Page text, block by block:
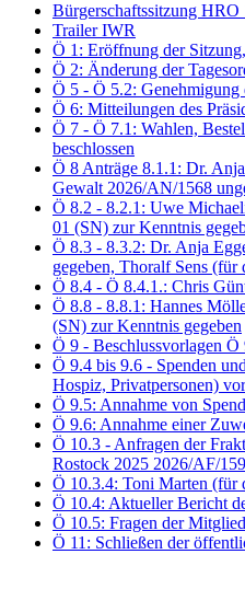
Bürgerschaftssitzung
Trailer IWR
Ö 1: Eröffnung der
Ö 2: Änderung der
Ö 5 - Ö 5.2:
Ö 6: Mitteilungen des
Ö 7 - Ö 7.1: Wahlen,
beschlossen
Ö 8 Anträge 8.1.1: Dr.
Gewalt 2026/AN/1568
Ö 8.2 - 8.2.1: Uwe
01 (SN) zur Kenntnis
Ö 8.3 - 8.3.2: Dr. Anja
gegeben, Thoralf Sens
Ö 8.4 - Ö 8.4.1.: Chris
Ö 8.8 - 8.8.1: Hannes
(SN) zur Kenntnis gegeben
Ö 9 - Beschlussvorlagen
Ö 9.4 bis 9.6 - Spenden
Hospiz, Privatpersonen)
Ö 9.5: Annahme von
Ö 9.6: Annahme einer
Ö 10.3 - Anfragen der
Rostock 2025 2026/AF/
Ö 10.3.4: Toni Marten (für
Ö 10.4: Aktueller Bericht
Ö 10.5: Fragen der
Ö 11: Schließen der